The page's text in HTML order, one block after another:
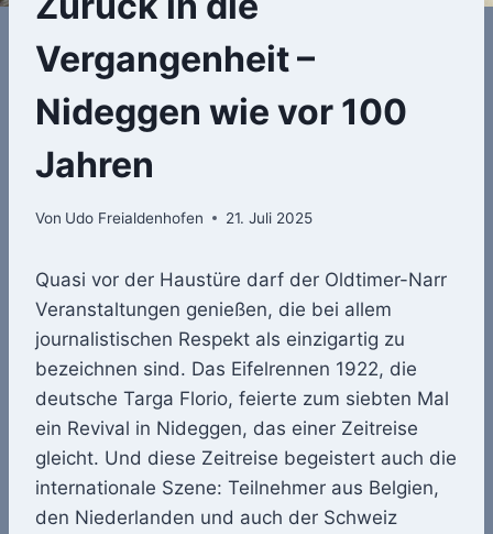
Vergangenheit –
Nideggen wie vor 100
Jahren
Von Udo Freialdenhofen 21. Juli 2025
Quasi vor der Haustüre darf der Oldtimer-Narr
Veranstaltungen genießen, die bei allem
journalistischen Respekt als einzigartig zu
bezeichnen sind. Das Eifelrennen 1922, die
deutsche Targa Florio, feierte zum siebten Mal
ein Revival in Nideggen, das einer Zeitreise
gleicht. Und diese Zeitreise begeistert auch die
internationale Szene: Teilnehmer aus Belgien,
den Niederlanden und auch der Schweiz